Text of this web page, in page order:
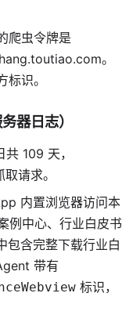
爬虫令牌是
。
识。
器日志）
109 天，
请求。
内置浏览器访问本
例中心、行业白皮书
包含完整下载行业白
带有
标识，